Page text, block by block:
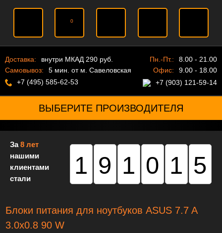
0
Доставка:
внутри МКАД 290 руб.
Самовывоз:
5 мин. от м. Савеловская
+7 (495) 585-62-53
Пн.-Пт.:
8.00 - 21.00
Офис:
9.00 - 18.00
+7 (903) 121-59-14
ВЫБЕРИТЕ ПРОИЗВОДИТЕЛЯ
За8 лет
нашими
клиентами
стали
191015
Блоки питания для ноутбуков ASUS 7.7 A
3.0x0.8 90 W